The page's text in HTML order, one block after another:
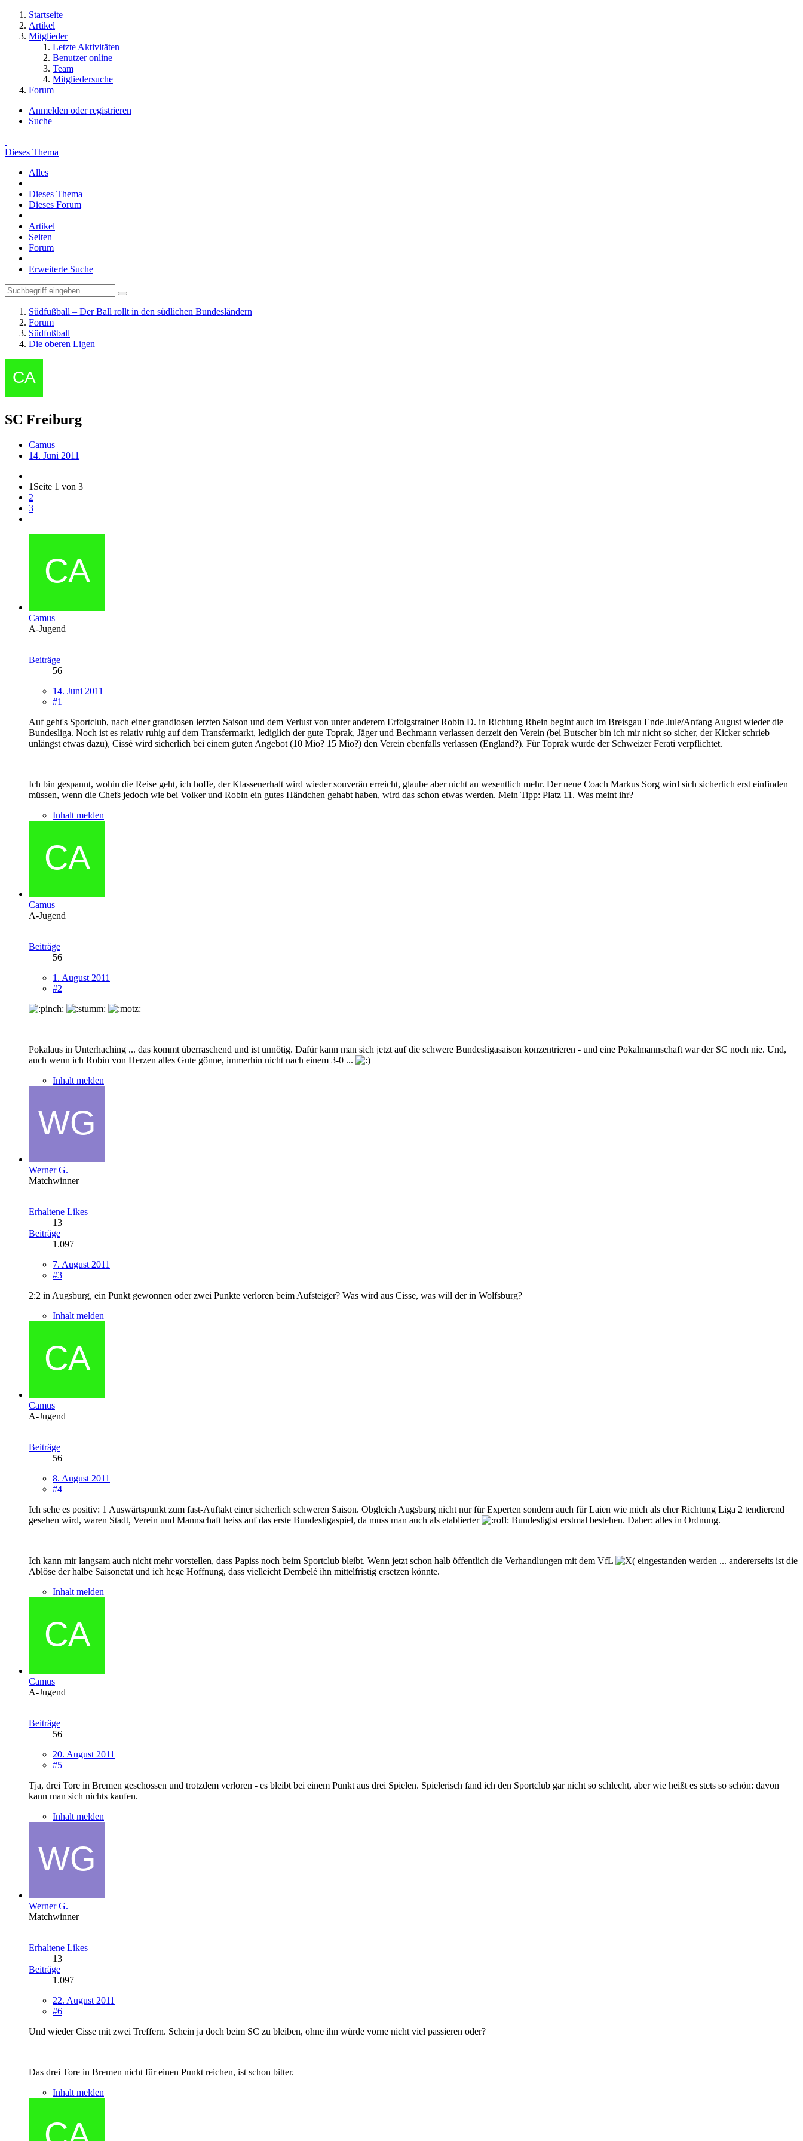
Startseite
Artikel
Mitglieder
Letzte Aktivitäten
Benutzer online
Team
Mitgliedersuche
Forum
Anmelden oder registrieren
Suche
Dieses Thema
Alles
Dieses Thema
Dieses Forum
Artikel
Seiten
Forum
Erweiterte Suche
Südfußball – Der Ball rollt in den südlichen Bundesländern
Forum
Südfußball
Die oberen Ligen
SC Freiburg
Camus
14. Juni 2011
1 Seite 1 von 3
2
3
Camus
A-Jugend
Beiträge
56
14. Juni 2011
#1
Auf geht's Sportclub, nach einer grandiosen letzten Saison und dem Verlust von unter anderem Erfolgstrainer Robin D. in Richtung Rhein begint auch im Breisgau Ende Jule/Anfang August wieder die
Bundesliga. Noch ist es relativ ruhig auf dem Transfermarkt, lediglich der gute Toprak, Jäger und Bechmann verlassen derzeit den Verein (bei Butscher bin ich mir nicht so sicher, der Kicker schrieb
unlängst etwas dazu), Cissé wird sicherlich bei einem guten Angebot (10 Mio? 15 Mio?) den Verein ebenfalls verlassen (England?). Für Toprak wurde der Schweizer Ferati verpflichtet.
Ich bin gespannt, wohin die Reise geht, ich hoffe, der Klassenerhalt wird wieder souverän erreicht, glaube aber nicht an wesentlich mehr. Der neue Coach Markus Sorg wird sich sicherlich erst einfinden
müssen, wenn die Chefs jedoch wie bei Volker und Robin ein gutes Händchen gehabt haben, wird das schon etwas werden. Mein Tipp: Platz 11. Was meint ihr?
Inhalt melden
Camus
A-Jugend
Beiträge
56
1. August 2011
#2
Pokalaus in Unterhaching ... das kommt überraschend und ist unnötig. Dafür kann man sich jetzt auf die schwere Bundesligasaison konzentrieren - und eine Pokalmannschaft war der SC noch nie. Und,
auch wenn ich Robin von Herzen alles Gute gönne, immerhin nicht nach einem 3-0 ...
Inhalt melden
Werner G.
Matchwinner
Erhaltene Likes
13
Beiträge
1.097
7. August 2011
#3
2:2 in Augsburg, ein Punkt gewonnen oder zwei Punkte verloren beim Aufsteiger? Was wird aus Cisse, was will der in Wolfsburg?
Inhalt melden
Camus
A-Jugend
Beiträge
56
8. August 2011
#4
Ich sehe es positiv: 1 Auswärtspunkt zum fast-Auftakt einer sicherlich schweren Saison. Obgleich Augsburg nicht nur für Experten sondern auch für Laien wie mich als eher Richtung Liga 2 tendierend
gesehen wird, waren Stadt, Verein und Mannschaft heiss auf das erste Bundesligaspiel, da muss man auch als etablierter
Bundesligist erstmal bestehen. Daher: alles in Ordnung.
Ich kann mir langsam auch nicht mehr vorstellen, dass Papiss noch beim Sportclub bleibt. Wenn jetzt schon halb öffentlich die Verhandlungen mit dem VfL
eingestanden werden ... andererseits ist die
Ablöse der halbe Saisonetat und ich hege Hoffnung, dass vielleicht Dembelé ihn mittelfristig ersetzen könnte.
Inhalt melden
Camus
A-Jugend
Beiträge
56
20. August 2011
#5
Tja, drei Tore in Bremen geschossen und trotzdem verloren - es bleibt bei einem Punkt aus drei Spielen. Spielerisch fand ich den Sportclub gar nicht so schlecht, aber wie heißt es stets so schön: davon
kann man sich nichts kaufen.
Inhalt melden
Werner G.
Matchwinner
Erhaltene Likes
13
Beiträge
1.097
22. August 2011
#6
Und wieder Cisse mit zwei Treffern. Schein ja doch beim SC zu bleiben, ohne ihn würde vorne nicht viel passieren oder?
Das drei Tore in Bremen nicht für einen Punkt reichen, ist schon bitter.
Inhalt melden